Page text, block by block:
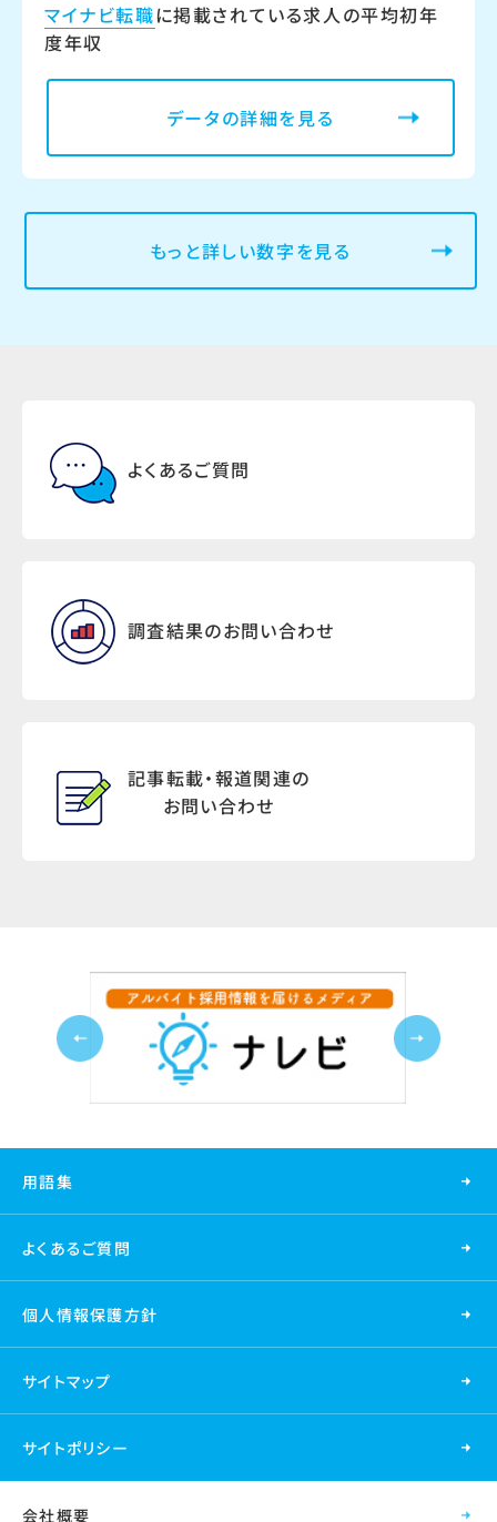
マイナビ転職に掲載されている求人の平均初年
度年収
データの詳細を見る
もっと詳しい数字を見る
よくあるご質問
調査結果のお問い合わせ
記事転載・報道関連の
お問い合わせ
用語集
よくあるご質問
個人情報保護方針
サイトマップ
サイトポリシー
会社概要